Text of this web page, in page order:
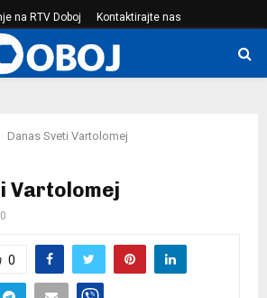
na RTV Doboj Kontaktirajte nas
Danas Sveti Vartolomej
Vartolomej
0
0